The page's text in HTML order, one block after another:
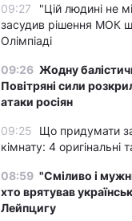
09:27
"Цій людині не
засудив рішення МОК
Олімпіаді
09:26 Жодну
Повітряні сили
атаки росіян
09:25
Що придумати
кімнату: 4 оригінальні
08:59 "Сміливо і
хто врятував
Лейпцигу